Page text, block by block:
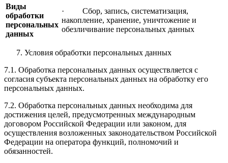
Виды
обработки
персональных
данных
· Сбор, запись, систематизация,
накопление, хранение, уничтожение и
обезличивание персональных данных
Условия обработки персональных данных
7.1. Обработка персональных данных осуществляется с
согласия субъекта персональных данных на обработку его
персональных данных.
7.2. Обработка персональных данных необходима для
достижения целей, предусмотренных международным
договором Российской Федерации или законом, для
осуществления возложенных законодательством Российской
Федерации на оператора функций, полномочий и
обязанностей.